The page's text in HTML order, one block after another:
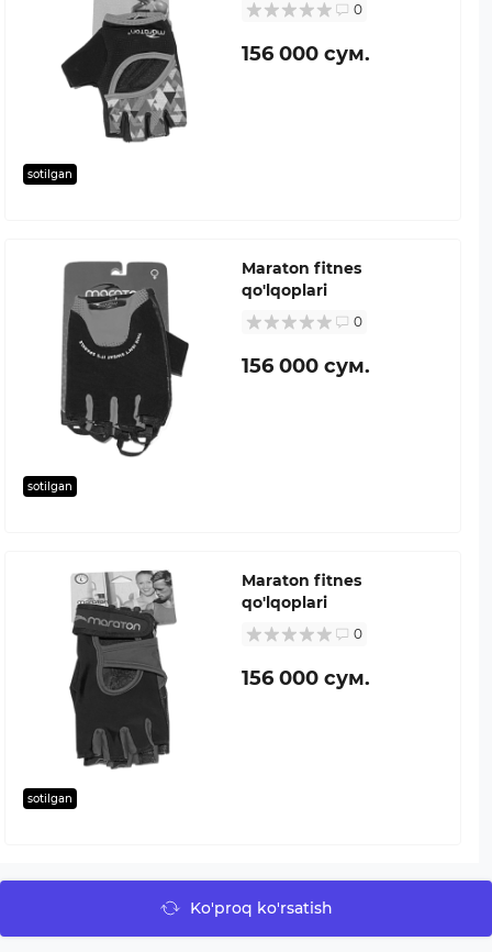
sotilgan
0
156 000 сум.
sotilgan
Maraton fitnes
qo'lqoplari
0
156 000 сум.
sotilgan
Maraton fitnes
qo'lqoplari
0
156 000 сум.
Ko'proq ko'rsatish